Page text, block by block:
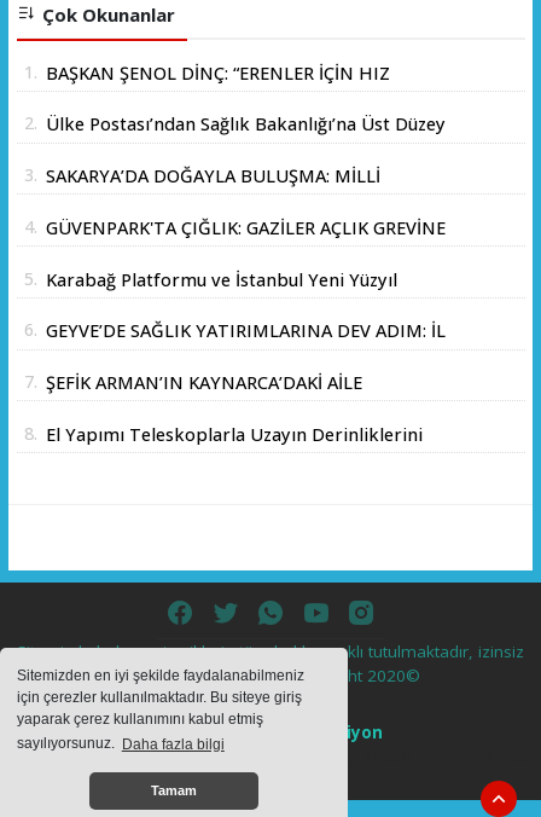
Sitemizden en iyi şekilde faydalanabilmeniz
için çerezler kullanılmaktadır. Bu siteye giriş
yaparak çerez kullanımını kabul etmiş
sayılıyorsunuz. Daha fazla bilgi
Tamam
Çok Okunanlar
1. BAŞKAN ŞENOL DİNÇ: “ERENLER İÇİN HIZ
2. Ülke Postası’ndan Sağlık Bakanlığı’na Üst Düzey
3. SAKARYA’DA DOĞAYLA BULUŞMA: MİLLİ
KAMPI" ETKİNLİĞİ
4. GÜVENPARK'TA ÇIĞLIK: GAZİLER AÇLIK GREVİNE
5. Karabağ Platformu ve İstanbul Yeni Yüzyıl
Memorandumu İmzalandı
6. GEYVE’DE SAĞLIK YATIRIMLARINA DEV ADIM: İL
VE SAHA HEYETİ YERİNDE İNCELEMEDE
BULUNDU
7. ŞEFİK ARMAN’IN KAYNARCA’DAKİ AİLE
8. El Yapımı Teleskoplarla Uzayın Derinliklerini
Sitemizde bulunan içeriklerin tüm hakları saklı tutulmaktadır, izinsiz
içerikler kullanılamaz. Copyright 2020©
Haber Yazılımı:
Web Aksiyon
haber yazılımı haber paketi
script